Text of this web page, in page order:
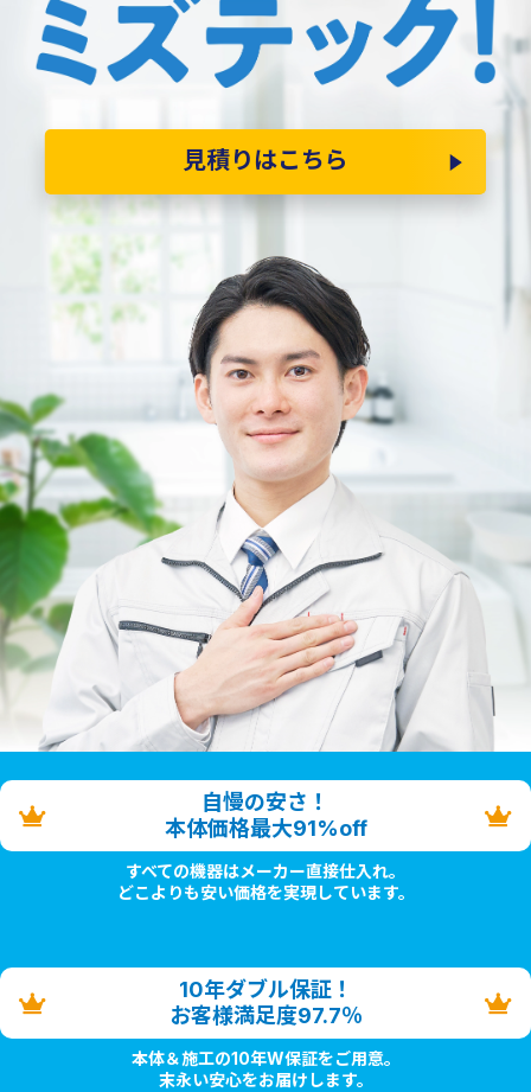
見積りはこちら
自慢の安さ！
本体価格最大91%off
すべての機器はメーカー直接仕入れ。
どこよりも安い価格を実現しています。
10年ダブル保証！
お客様満足度97.7％
本体＆施工の10年W保証をご用意。
末永い安心をお届けします。